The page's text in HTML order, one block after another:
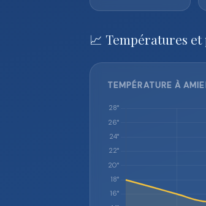
📈 Températures
TEMPÉRATURE À